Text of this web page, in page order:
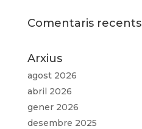
Comentaris recents
Arxius
agost 2026
abril 2026
gener 2026
desembre 2025